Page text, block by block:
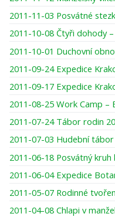
2011-11-03 Posvátné
2011-10-08 Čtyři dohody
2011-10-01 Duchovní
2011-09-24 Expedice
2011-09-17 Expedice
2011-08-25 Work Camp –
2011-07-24 Tábor rodin
2011-07-03 Hudební
2011-06-18 Posvátný
2011-06-04 Expedice
2011-05-07 Rodinné
2011-04-08 Chlapi v